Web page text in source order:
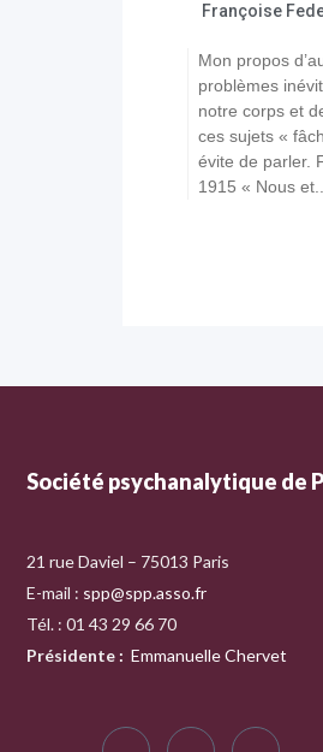
Françoise
Mon propos
problèmes
notre corps et
ces sujets «
évite de parler.
1915 « Nous et...
Société psychanalytique de
21 rue Daviel – 75013 Paris
E-mail : spp@spp.asso.fr
Tél. : 01 43 29 66 70
Présidente : Emmanuelle Chervet